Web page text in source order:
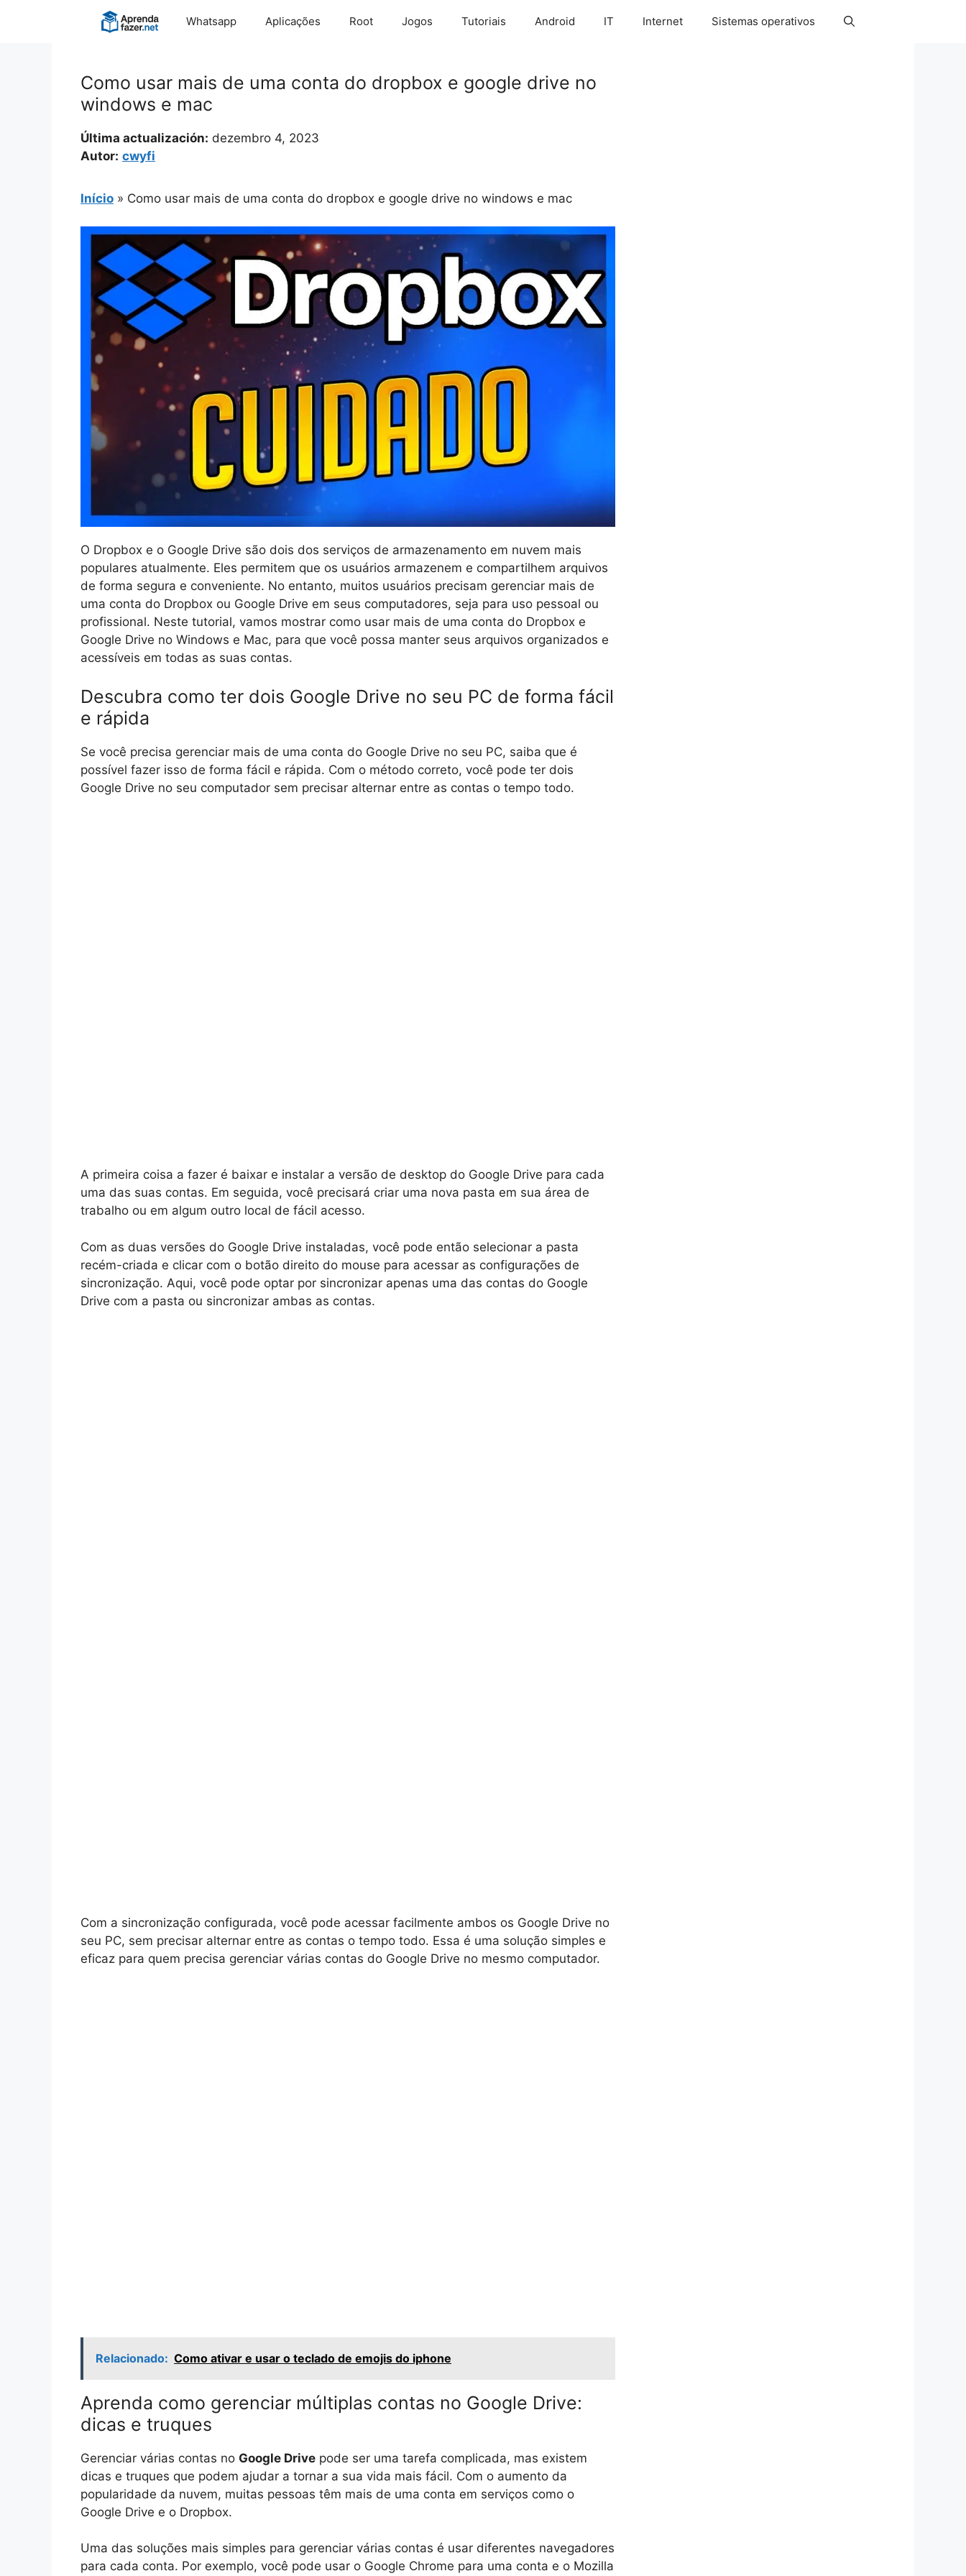
Whatsapp Aplicações Root Jogos Tutoriais Android IT Internet Sistemas operativos
Como usar mais de uma conta do dropbox e google drive no
windows e mac
Última actualización: dezembro 4, 2023
Autor: cwyfi
Início » Como usar mais de uma conta do dropbox e google drive no windows e mac
O Dropbox e o Google Drive são dois dos serviços de armazenamento em nuvem mais
populares atualmente. Eles permitem que os usuários armazenem e compartilhem arquivos
de forma segura e conveniente. No entanto, muitos usuários precisam gerenciar mais de
uma conta do Dropbox ou Google Drive em seus computadores, seja para uso pessoal ou
profissional. Neste tutorial, vamos mostrar como usar mais de uma conta do Dropbox e
Google Drive no Windows e Mac, para que você possa manter seus arquivos organizados e
acessíveis em todas as suas contas.
Descubra como ter dois Google Drive no seu PC de forma fácil
e rápida
Se você precisa gerenciar mais de uma conta do Google Drive no seu PC, saiba que é
possível fazer isso de forma fácil e rápida. Com o método correto, você pode ter dois
Google Drive no seu computador sem precisar alternar entre as contas o tempo todo.
A primeira coisa a fazer é baixar e instalar a versão de desktop do Google Drive para cada
uma das suas contas. Em seguida, você precisará criar uma nova pasta em sua área de
trabalho ou em algum outro local de fácil acesso.
Com as duas versões do Google Drive instaladas, você pode então selecionar a pasta
recém-criada e clicar com o botão direito do mouse para acessar as configurações de
sincronização. Aqui, você pode optar por sincronizar apenas uma das contas do Google
Drive com a pasta ou sincronizar ambas as contas.
Com a sincronização configurada, você pode acessar facilmente ambos os Google Drive no
seu PC, sem precisar alternar entre as contas o tempo todo. Essa é uma solução simples e
eficaz para quem precisa gerenciar várias contas do Google Drive no mesmo computador.
Relacionado: Como ativar e usar o teclado de emojis do iphone
Aprenda como gerenciar múltiplas contas no Google Drive:
dicas e truques
Gerenciar várias contas no Google Drive pode ser uma tarefa complicada, mas existem
dicas e truques que podem ajudar a tornar a sua vida mais fácil. Com o aumento da
popularidade da nuvem, muitas pessoas têm mais de uma conta em serviços como o
Google Drive e o Dropbox.
Uma das soluções mais simples para gerenciar várias contas é usar diferentes navegadores
para cada conta. Por exemplo, você pode usar o Google Chrome para uma conta e o Mozilla